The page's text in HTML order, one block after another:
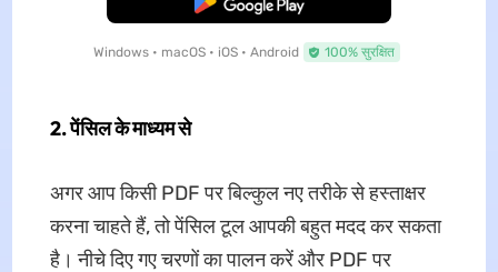
Windows • macOS • iOS • Android 100% सुरक्षित
2. पेंसिल के माध्यम से
अगर आप किसी PDF पर बिल्कुल नए तरीके से हस्ताक्षर
करना चाहते हैं, तो पेंसिल टूल आपकी बहुत मदद कर सकता
है। नीचे दिए गए चरणों का पालन करें और PDF पर